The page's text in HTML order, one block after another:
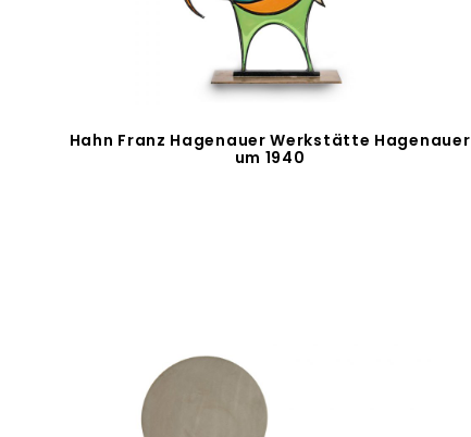
Hahn Franz Hagenauer Werkstätte Hagenauer
um 1940